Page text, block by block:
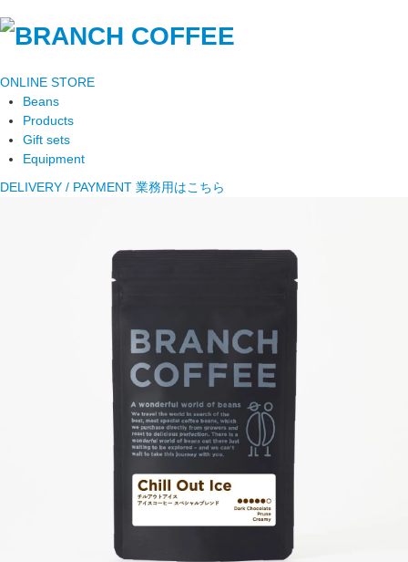
ONLINE STORE
Beans
Products
Gift sets
Equipment
DELIVERY / PAYMENT 業務用はこちら